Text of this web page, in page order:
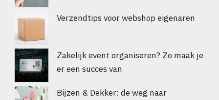
Verzendtips voor webshop eigenaren
Zakelijk event organiseren? Zo maak je
er een succes van
Bijzen & Dekker: de weg naar